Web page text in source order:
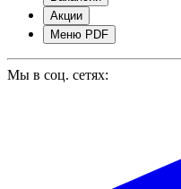
Акции
Меню PDF
Мы в соц. сетях: